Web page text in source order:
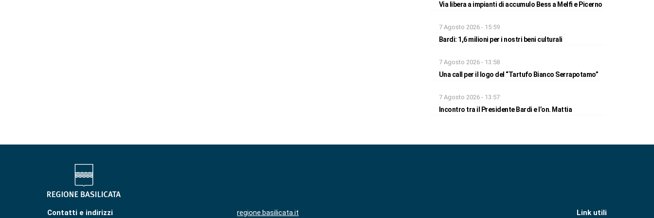
Via libera a impianti di accumulo Bess a Melfi e Picerno
7 Agosto 2026 - 15:59
Bardi: 1,6 milioni per i nostri beni culturali
7 Agosto 2026 - 13:58
Una call per il logo del “Tartufo Bianco Serrapotamo”
7 Agosto 2026 - 13:57
Incontro tra il Presidente Bardi e l’on. Mattia
Contatti e indirizzi regione.basilicata.it Link utili